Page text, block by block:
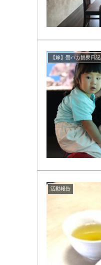
【嫁】畳バカ観察日記
活動報告